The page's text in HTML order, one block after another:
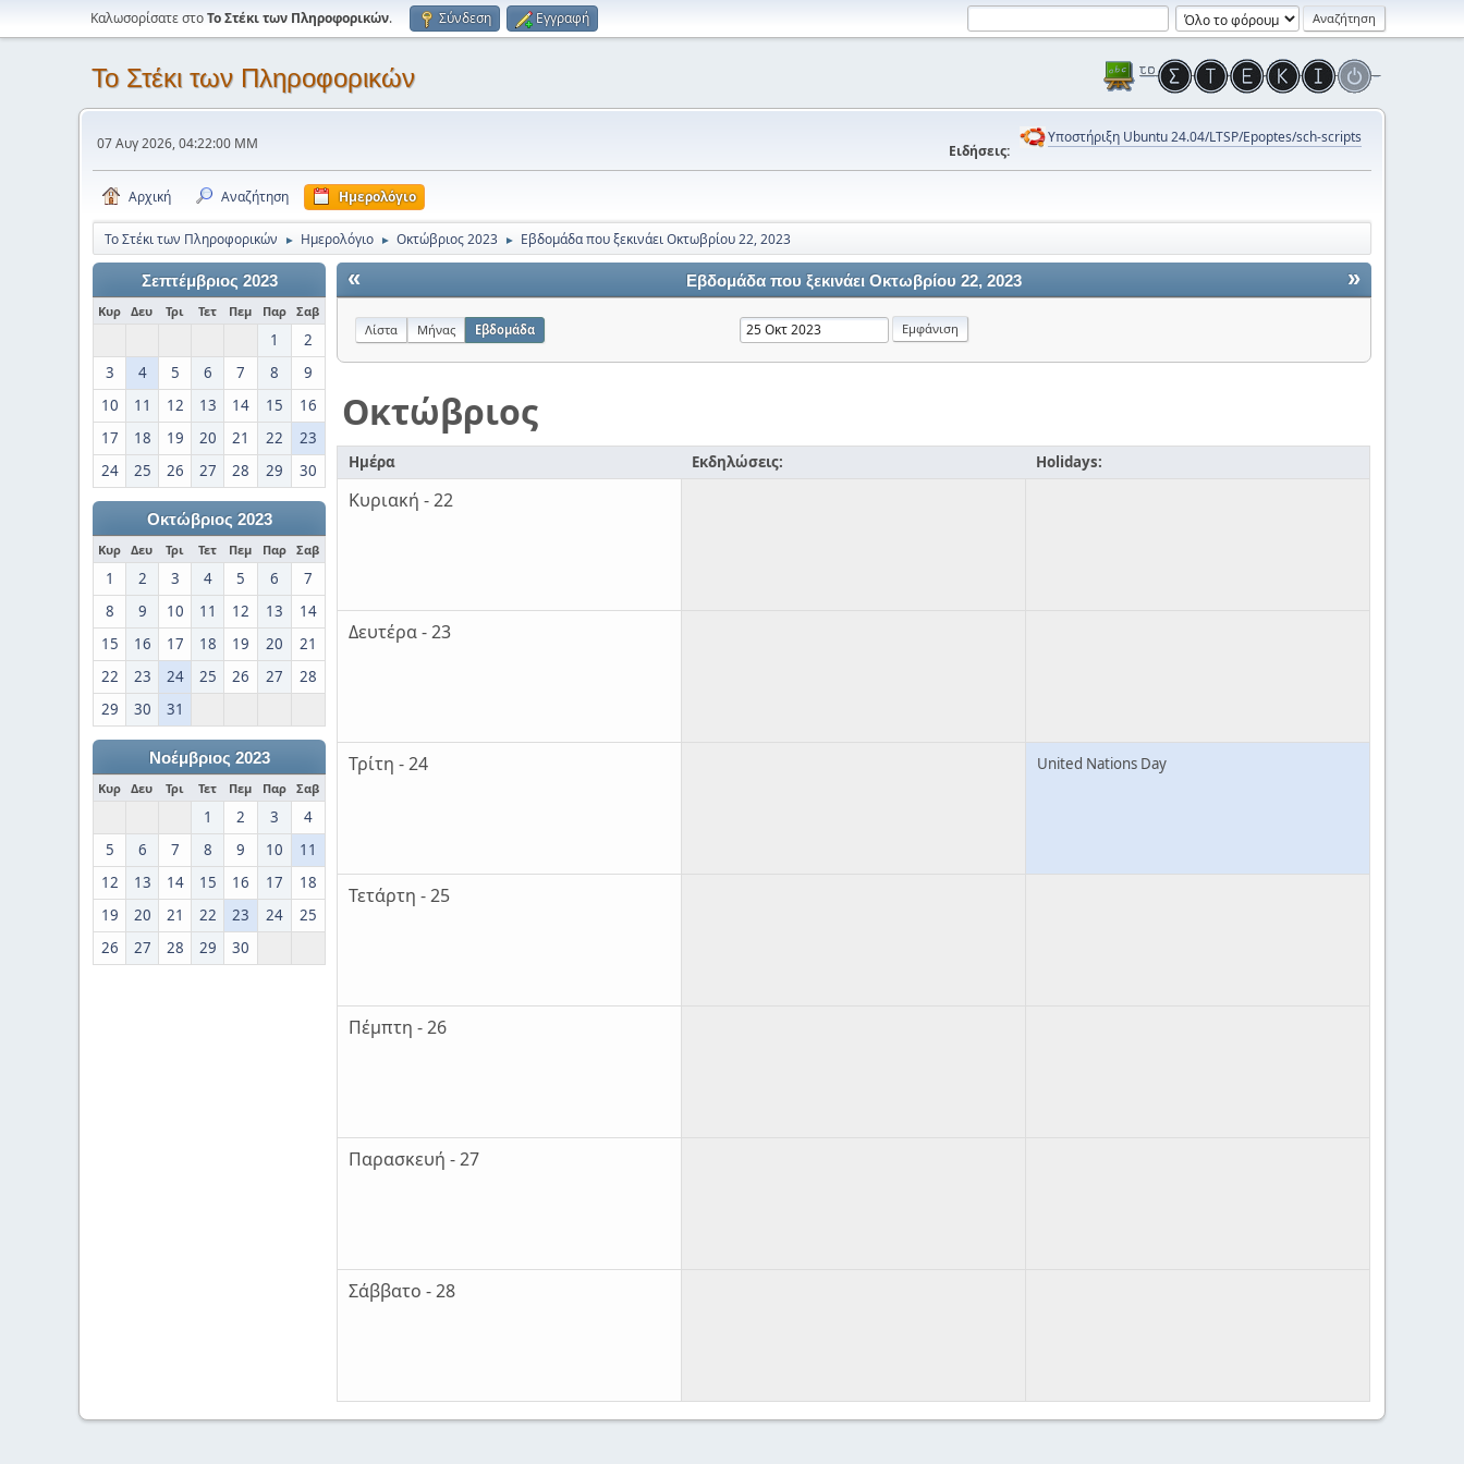
Καλωσορίσατε στοΤο Στέκι των Πληροφορικών. Σύνδεση Εγγραφή
Το Στέκι των Πληροφορικών
07 Αυγ 2026, 04:22:00 ΜΜ Ειδήσεις:
Υποστήριξη Ubuntu 24.04/LTSP/Epoptes/sch-scripts
Αρχική Αναζήτηση Ημερολόγιο
Το Στέκι των Πληροφορικών ► Ημερολόγιο ► Οκτώβριος 2023 ► Εβδομάδα που ξεκινάει Οκτωβρίου 22, 2023
Σεπτέμβριος 2023
Κυρ Δευ Τρι Τετ Πεμ Παρ Σαβ
1
2
3
4 5 6 7 8
9
10
11 12 13 14 15
16
17
18 19 20 21 22
23
24
25 26 27 28 29 30
Οκτώβριος 2023
Κυρ Δευ Τρι Τετ Πεμ Παρ Σαβ
1 2 3 4 5 6
7
8
9 10 11 12 13
14
15
16 17 18 19 20
21
22
23 24 25 26 27
28
29
30 31
Νοέμβριος 2023
Κυρ Δευ Τρι Τετ Πεμ Παρ Σαβ
1 2 3
4
5
6 7 8 9 10
11
12
13 14 15 16 17
18
19
20 21 22 23 24
25
26
27 28 29 30
« »
Εβδομάδα που ξεκινάει Οκτωβρίου 22, 2023
Λίστα Μήνας Εβδομάδα
Οκτώβριος
Ημέρα Εκδηλώσεις: Holidays:
Κυριακή - 22
Δευτέρα - 23
Τρίτη - 24 United Nations Day
Τετάρτη - 25
Πέμπτη - 26
Παρασκευή - 27
Σάββατο - 28